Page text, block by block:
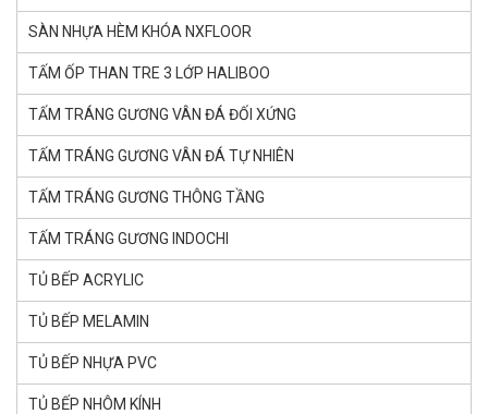
SÀN NHỰA HÈM KHÓA NXFLOOR
TẤM ỐP THAN TRE 3 LỚP HALIBOO
TẤM TRÁNG GƯƠNG VÂN ĐÁ ĐỐI XỨNG
TẤM TRÁNG GƯƠNG VÂN ĐÁ TỰ NHIÊN
TẤM TRÁNG GƯƠNG THÔNG TẦNG
TẤM TRÁNG GƯƠNG INDOCHI
TỦ BẾP ACRYLIC
TỦ BẾP MELAMIN
TỦ BẾP NHỰA PVC
TỦ BẾP NHÔM KÍNH